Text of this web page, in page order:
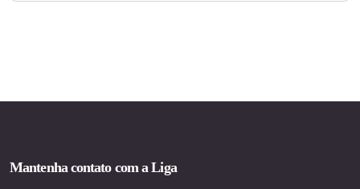
Mantenha contato com a Liga